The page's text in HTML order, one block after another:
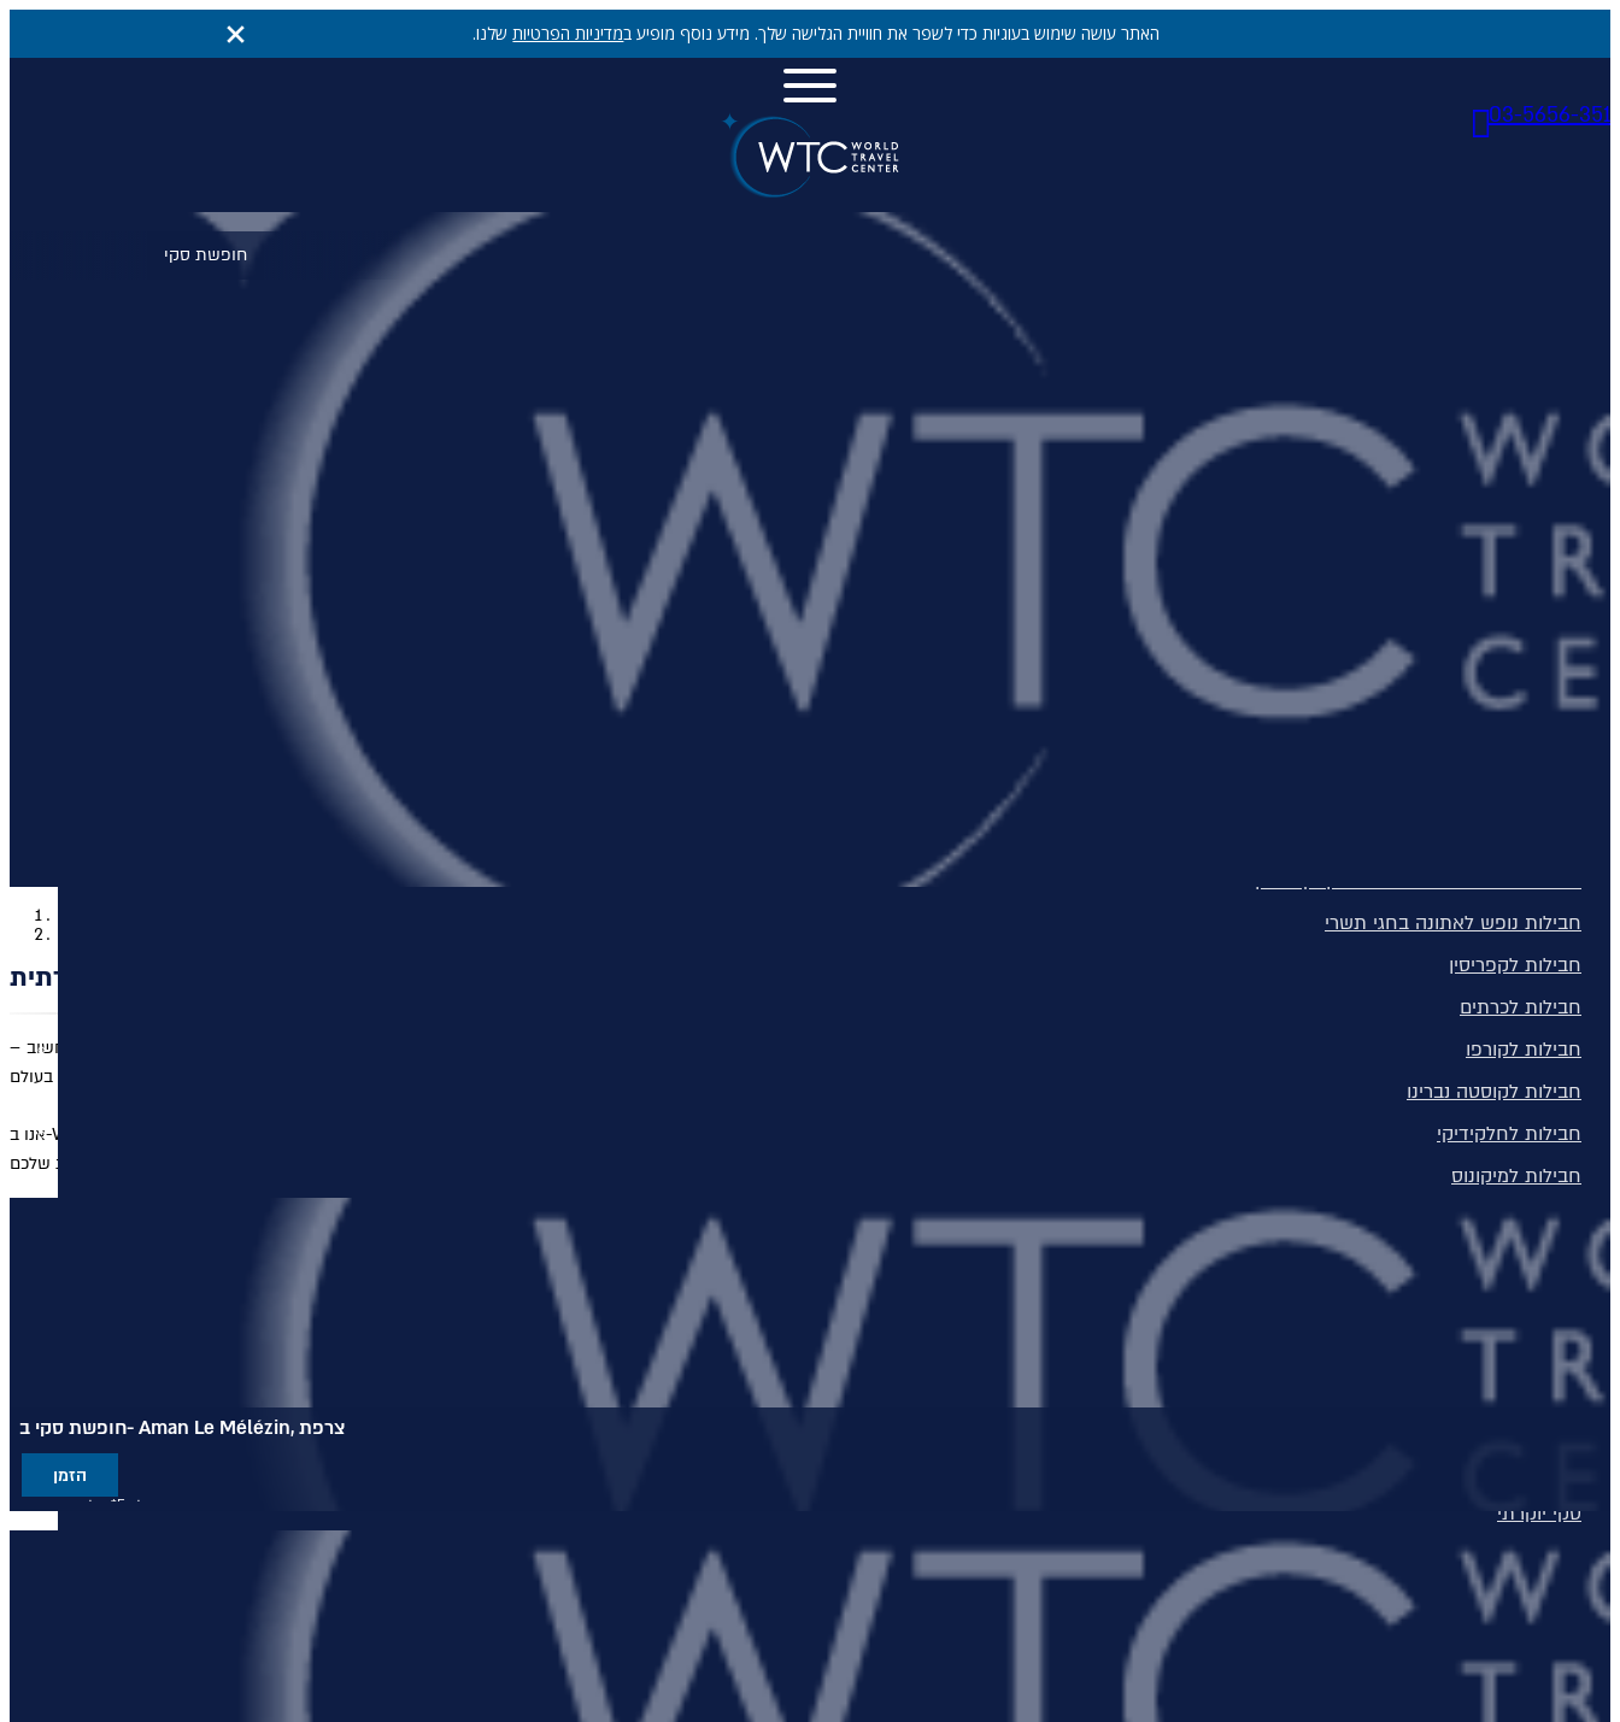
האתר עושה שימוש בעוגיות כדי לשפר את חוויית הגלישה שלך. מידע נוסף מופיע במדיניות הפרטיותשלנו.
03-5656-351
קפריסין
דובאי
האיים הקנריים
מדיירה
סיישל
חבילות נופש חבילות נופש
חבילות נופש בחגי תשרי באיי יוון וקפריסין
חבילות נופש לאתונה בחגי תשרי
חבילות לקפריסין
חבילות לכרתים
חבילות לקורפו
חבילות לקוסטה נברינו
חבילות לחלקידיקי
חבילות למיקונוס
חבילות לסנטוריני
חבילות לרודוס
חבילות למדיירה, פורטוגל והאיים האזוריים
חבילות למלון Daios Cove בכרתים
סקי יוקרתי
✦ חבילות מומלצות ✦
מלונות יוקרה מלונות יוקרה
מלונות יוקרה בקורפו
חופשת סקי יוקרתית
חופשת סקי באירופה מגלמת בתוכה את הטוב מכל העולמות. גם פעילות גופנית שממריצה את הגוף וממלאת אותו אדרנלין, גם עיירות ציוריות שמציעות למבקרים בהן שפע של בילויים וקניות, גם טבע מדהים מסביב והכי חשוב –
אנו ב-WTC מסדרים לכם את הפינוק וההתרגעות המושלמים בסוף כל יום על מדרונות הסקי, במלונות היוקרה הנפלאים שאנו מציעים במרכזי הסקי היוקרתיים של צרפת, איטליה ושווייץ. בין אם תחליטו להרפות את השרירים בטיפול
חופשת סקי ב- Aman Le Mélézin, צרפת
הזמן
מלון 5* אלגנטי ויוקרתי
מציע גישה לאזור הסקי שלושת העמקים